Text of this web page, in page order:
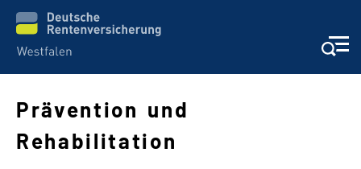
Schwere Sprache
Prävention und
Rehabilitation